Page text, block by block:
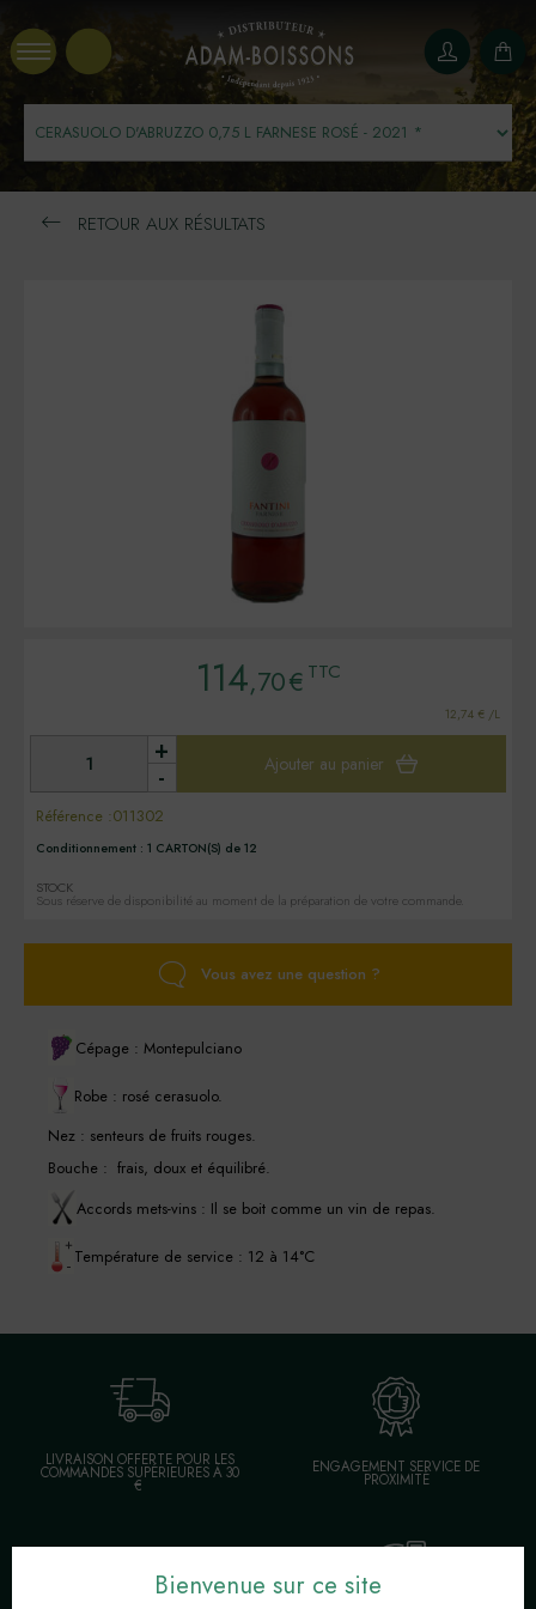
RETOUR AUX RÉSULTATS
Cépage : Montepulciano
Robe : rosé cerasuolo.
Nez : senteurs de fruits rouges.
Bouche : frais, doux et équilibré.
Accords mets-vins : Il se boit comme un vin de repas.
Température de service : 12 à 14°C
114,70€ TTC
12,74 € /L
-
+ Ajouter au panier
Référence :011302
Conditionnement : 1 CARTON(S) de 12
STOCK
Sous réserve de disponibilité au moment de la préparation de votre commande.
Vous avez une question ?
LIVRAISON OFFERTE POUR LES
COMMANDES SUPÉRIEURES À 30
€
ENGAGEMENT SERVICE DE
PROXIMITÉ
Bienvenue sur ce site